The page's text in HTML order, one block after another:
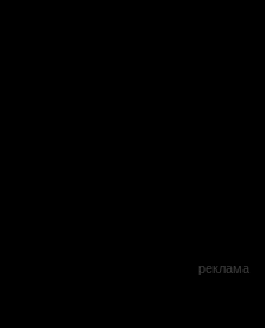
реклама